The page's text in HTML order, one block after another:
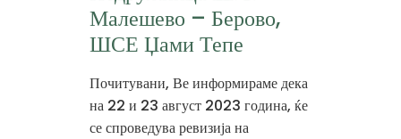
Малешево – Берово,
ШСЕ Џами Тепе
Почитувани, Ве информираме дека
на 22 и 23 август 2023 година, ќе
се спроведува ревизија на